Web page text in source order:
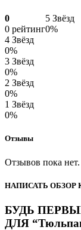
0
0 рейтинг
5 Звёзд
0%
4 Звёзд
0%
3 Звёзд
0%
2 Звёзд
0%
1 Звёзд
0%
Отзывы
Отзывов пока нет.
НАПИСАТЬ ОБЗОР
БУДЬ
ДЛЯ